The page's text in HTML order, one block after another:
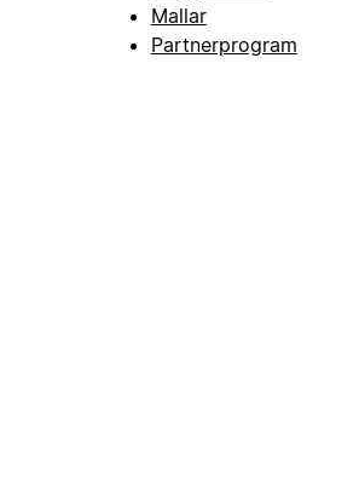
Mallar
Partnerprogram